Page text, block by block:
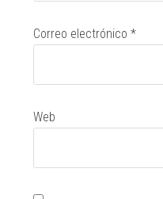
Correo electrónico*
Web